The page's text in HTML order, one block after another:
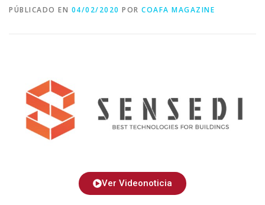
PÚBLICADO EN 04/02/2020 POR COAFA MAGAZINE
Ver Videonoticia